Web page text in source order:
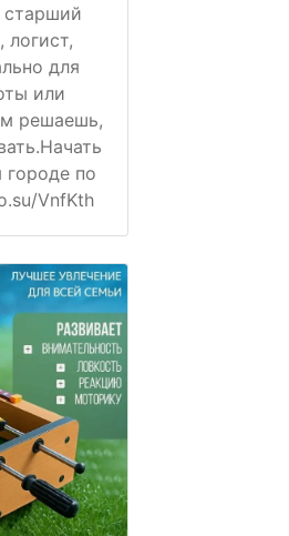
логист,
для
или
решаешь,
городе по
VnfKth